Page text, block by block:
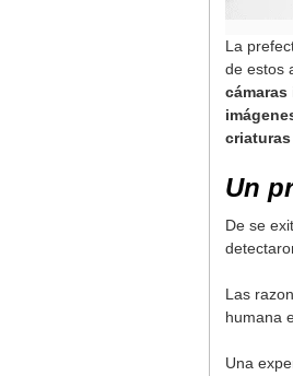
La
de estos
Un
De se
Las
humana
Una